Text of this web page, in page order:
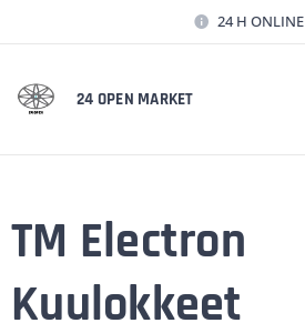
24 H ONLINE
24 OPEN MARKET
TM Electron
Kuulokkeet